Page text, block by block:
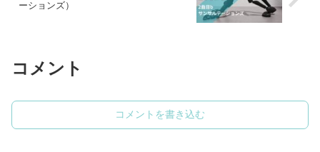
ーションズ）
コメント
コメントを書き込む